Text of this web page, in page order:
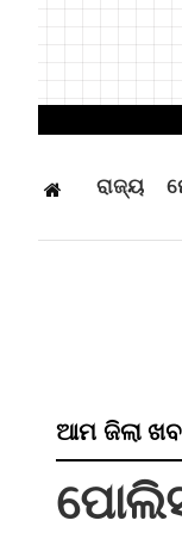
ରାଜ୍ୟ
ଆମ ଜିଲା